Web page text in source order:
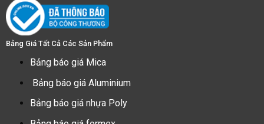
Bảng Giá Tất Cả Các Sản Phẩm
Bảng báo giá Mica
Bảng báo giá Aluminium
Bảng báo giá nhựa Poly